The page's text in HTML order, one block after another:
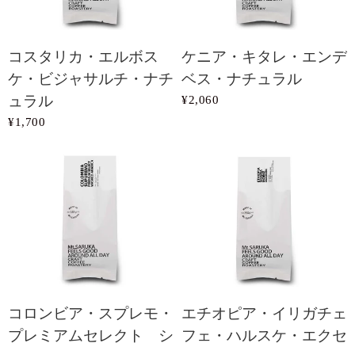
コスタリカ・エルボス
ケ・ビジャサルチ・ナチ
ュラル
¥1,700
ケニア・キタレ・エンデ
ベス・ナチュラル
¥2,060
コロンビア・スプレモ・
プレミアムセレクト シ
エチオピア・イリガチェ
フェ・ハルスケ・エクセ